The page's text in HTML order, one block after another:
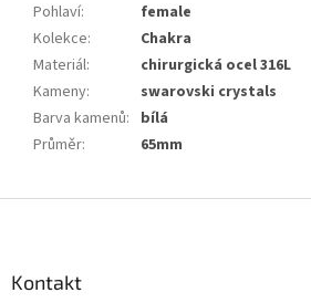
Pohlaví:
female
Kolekce:
Chakra
Materiál:
chirurgická ocel 316L
Kameny:
swarovski crystals
Barva kamenů: bílá
Průměr: 65mm
Kontakt